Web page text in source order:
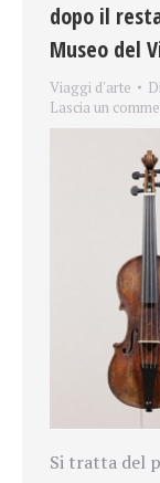
dopo il
Museo del
Viaggi d'arte
Lascia un
Si tratta del